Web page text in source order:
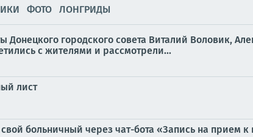
ФОТО ЛОНГРИДЫ
городского совета Виталий Воловик,
с жителями и рассмотрели...
лист
больничный через чат-бота «Запись на прием к